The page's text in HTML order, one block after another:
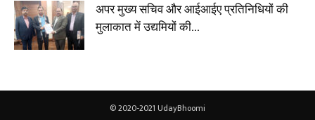
अपर मुख्य सचिव और आईआईए प्रतिनिधियों की
मुलाकात में उद्यमियों की...
© 2020-2021 UdayBhoomi